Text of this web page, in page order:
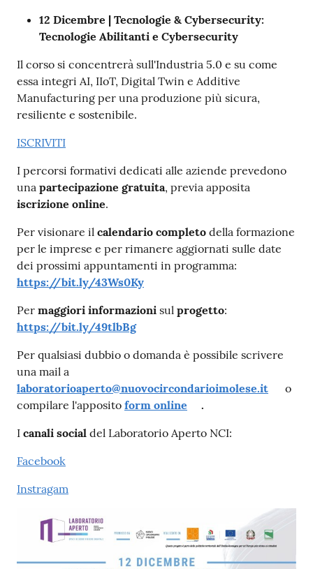
12 Dicembre | Tecnologie & Cybersecurity:
Tecnologie Abilitanti e Cybersecurity
Il corso si concentrerà sull'Industria 5.0 e su come
essa integri AI, IIoT, Digital Twin e Additive
Manufacturing per una produzione più sicura,
resiliente e sostenibile.
ISCRIVITI
I percorsi formativi dedicati alle aziende prevedono
una partecipazione gratuita, previa apposita
iscrizione online.
Per visionare il calendario completo della formazione
per le imprese e per rimanere aggiornati sulle date
dei prossimi appuntamenti in programma:
https://bit.ly/43Ws0Ky
Per maggiori informazioni sul progetto:
https://bit.ly/49tlbBg
Per qualsiasi dubbio o domanda è possibile scrivere
una mail a
laboratorioaperto@nuovocircondarioimolese.it
o
compilare l'apposito form online
.
I canali social del Laboratorio Aperto NCI:
Facebook
Instragam